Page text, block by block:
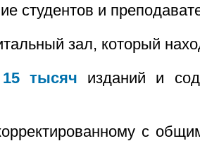
студентов и
зал, который
15 тысяч изданий и
с